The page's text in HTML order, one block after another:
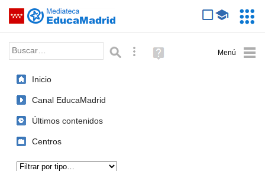
Saltar navegación
Palabra o frase: Búsqueda avanzada
Ayuda
(en
Inicio
Canal EducaMadrid
Últimos contenidos
Centros